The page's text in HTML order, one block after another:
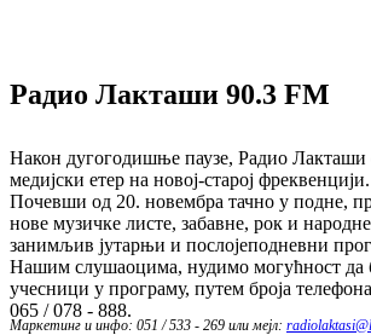
Радио Лакташи 90.3 FM
Након дугогодишње паузе, Радио Лакташи
медијски етер на новој-старој фреквенцији.
Почевши од 20. новембра тачно у подне,
нове музичке листе, забавне, рок и
занимљив јутарњи и послојеподневни
Нашим слушаоцима, нудимо могућност да
учесници у програму, путем броја
065 / 078 - 888.
Маркетинг и инфо: 051 / 533 - 269 или мејл: